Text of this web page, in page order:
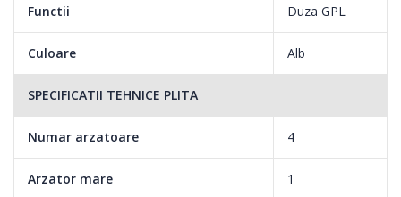
Functii Duza GPL
Culoare Alb
SPECIFICATII TEHNICE PLITA
Numar arzatoare 4
Arzator mare 1